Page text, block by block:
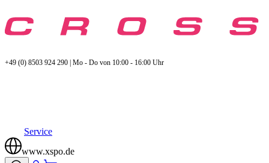
+49 (0) 8503 924 290 | Mo - Do von 10:00 - 16:00 Uhr
Service
www.xspo.de